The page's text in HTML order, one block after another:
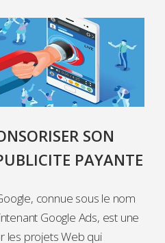
SON
PAYANTE
connue sous le nom
Google Ads, est une
les projets Web qui